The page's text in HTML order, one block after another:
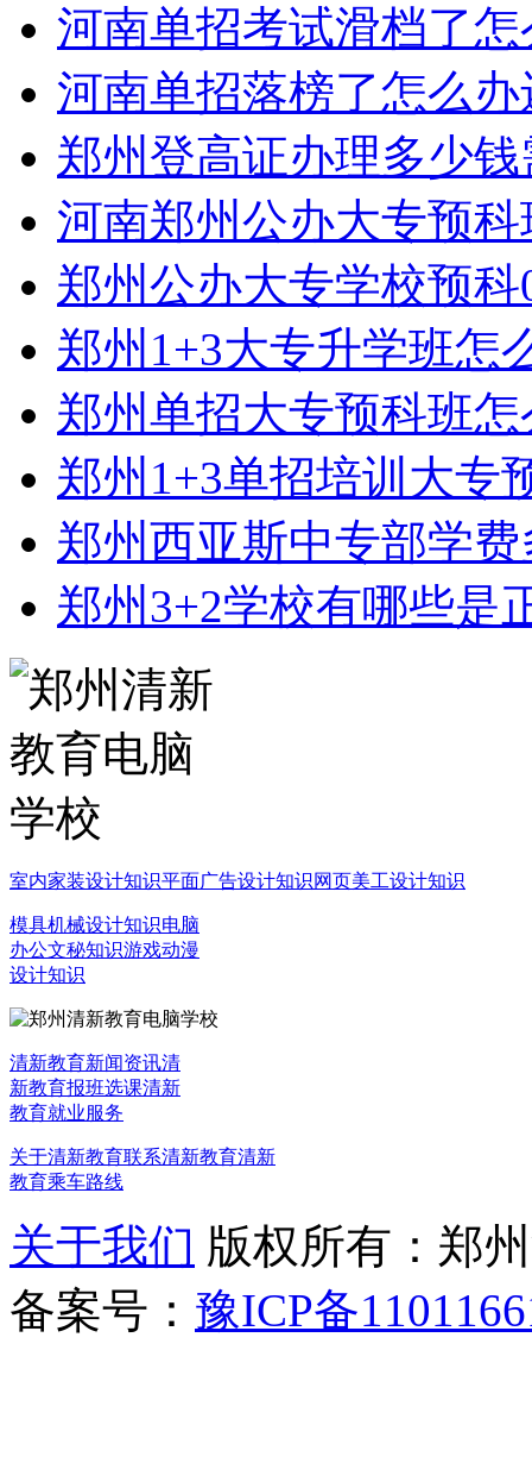
河南单招考试滑档了
河南单招落榜了怎么
郑州登高证办理多少
河南郑州公办大专预
郑州公办大专学校预
郑州1+3大专升学班怎
郑州单招大专预科班
郑州1+3单招培训大专
郑州西亚斯中专部学
郑州3+2学校有哪些是
室内家装设计知识平面广告设计知识网页美工设计知识
模具机械设计知识电脑
办公文秘知识游戏动漫
设计知识
清新教育新闻资讯清
新教育报班选课清新
教育就业服务
关于清新教育联系清新教育清新
教育乘车路线
关于我们 版权所有：郑
备案号： 豫ICP备